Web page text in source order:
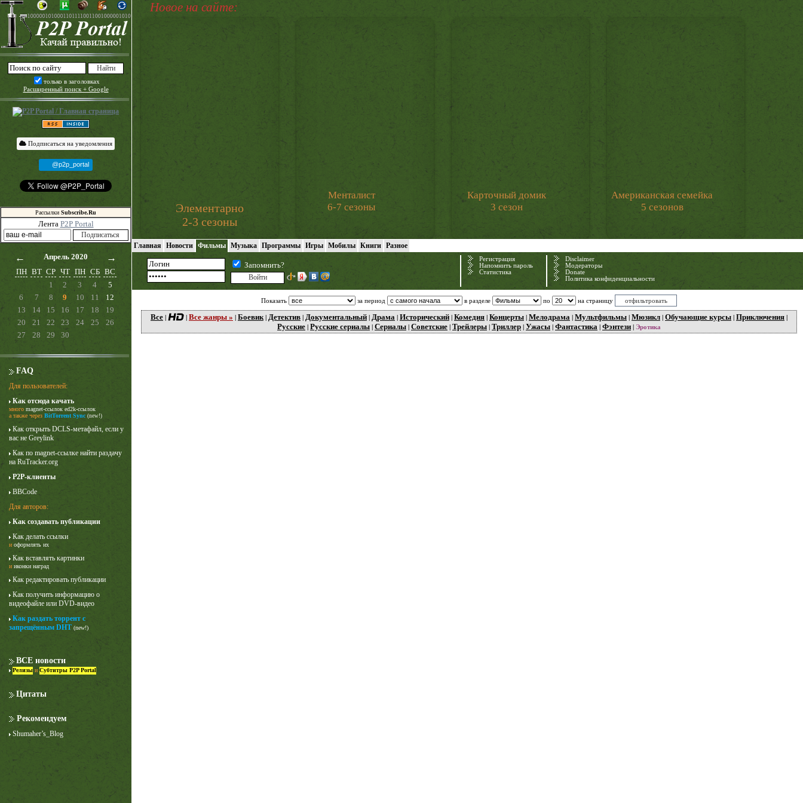
только в заголовках
Расширенный поиск + Google
Подписаться на уведомления
@p2p_portal
Рассылки Subscribe.Ru
Лента P2P Portal
← Апрель 2020 →
ПН ВТ СР ЧТ ПН СБ ВС
1
2 3 4
5
6
7 8 9 10 11
12
13
14 15 16 17 18
19
20
21 22 23 24 25
26
27
28 29 30
FAQ
Для пользователей:
Как отсюда качать
много magnet-ссылок ed2k-ссылок
а также через BitTorrent Sync (new!)
Как открыть DCLS-метафайл, если у
вас не Greylink
Как по magnet-ссылке найти раздачу
на RuTracker.org
P2P-клиенты
BBCode
Для авторов:
Как создавать публикации
Как делать ссылки
и оформлять их
Как вставлять картинки
и иконки наград
Как редактировать публикации
Как получить информацию о
видеофайле или DVD-видео
Как раздать торрент с
запрещённым DHT (new!)
ВСЕ новости
Релизы и Субтитры P2P Portal
Цитаты
Рекомендуем
Shumaher’s_Blog
Новое на сайте:
Элементарно
2-3 сезоны
Менталист
6-7 сезоны
Карточный домик
3 сезон
Американская семейка
5 сезонов
Главная Новости Фильмы Музыка Программы Игры Мобилы Книги Разное
Запомнить?
Регистрация
Напомнить пароль
Статистика
Disclaimer
Модераторы
Donate
Политика конфиденциальности
Показать за период в разделе по на страницу
Все Все жанры » Боевик Детектив Документальный Драма Исторический Комедия Концерты Мелодрама Мультфильмы Мюзикл Обучающие курсы Приключения
Русские Русские сериалы Сериалы Советские Трейлеры Триллер Ужасы Фантастика Фэнтези Эротика